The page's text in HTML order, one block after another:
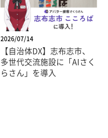
2026/07/14
【自治体DX】志布志市、
多世代交流施設に「AIさく
らさん」を導入